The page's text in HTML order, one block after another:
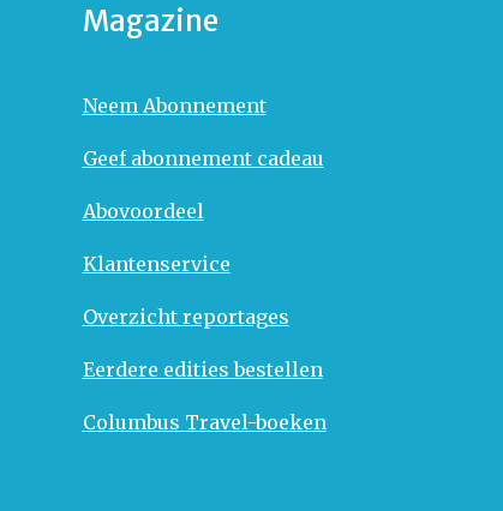
Magazine
Neem Abonnement
Geef abonnement cadeau
Abovoordeel
Klantenservice
Overzicht reportages
Eerdere edities bestellen
Columbus Travel-boeken